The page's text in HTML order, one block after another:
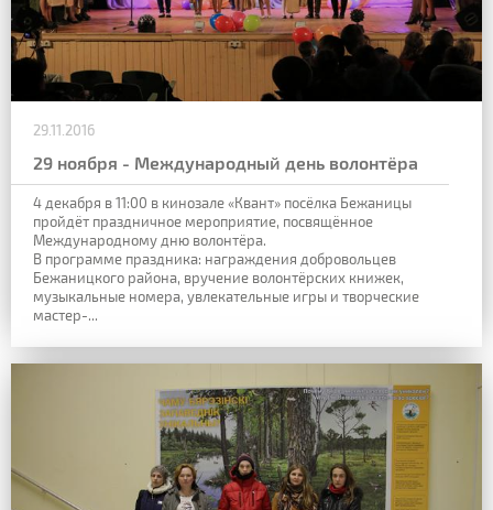
29.11.2016
29 ноября - Международный день волонтёра
4 декабря в 11:00 в кинозале «Квант» посёлка Бежаницы
пройдёт праздничное мероприятие, посвящённое
Международному дню волонтёра.
В программе праздника: награждения добровольцев
Бежаницкого района, вручение волонтёрских книжек,
музыкальные номера, увлекательные игры и творческие
мастер-...